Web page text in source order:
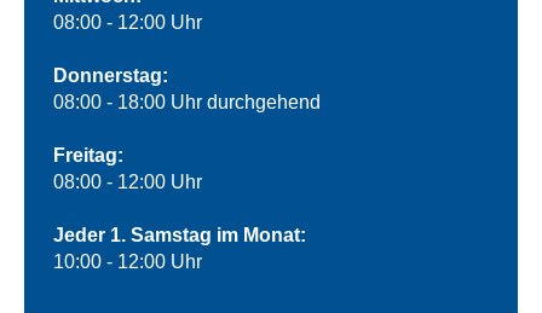
08:00 - 12:00 Uhr
Donnerstag:
08:00 - 18:00 Uhr durchgehend
Freitag:
08:00 - 12:00 Uhr
Jeder 1. Samstag im Monat:
10:00 - 12:00 Uhr